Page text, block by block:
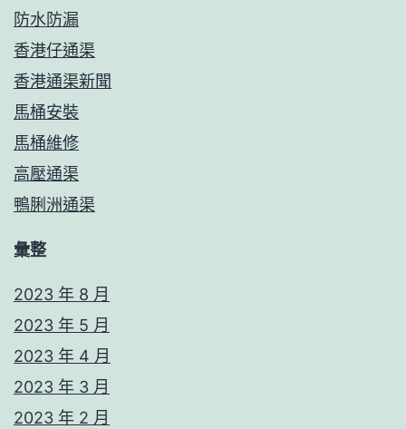
防水防漏
香港仔通渠
香港通渠新聞
馬桶安裝
馬桶維修
高壓通渠
鴨脷洲通渠
彙整
2023 年 8 月
2023 年 5 月
2023 年 4 月
2023 年 3 月
2023 年 2 月